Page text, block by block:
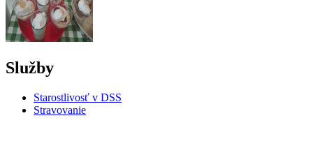
Služby
Starostlivosť v DSS
Stravovanie